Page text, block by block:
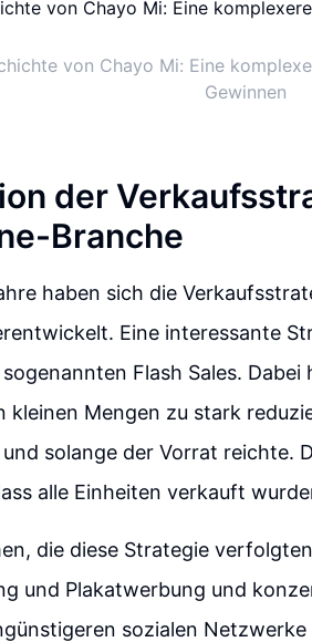
von Chayo Mi: Eine
Gewinnen
der
Branche
haben sich die
Eine interessante
Flash Sales.
kleinen Mengen zu stark
solange der Vorrat reichte.
alle Einheiten verkauft
die diese Strategie
und Plakatwerbung und
sozialen